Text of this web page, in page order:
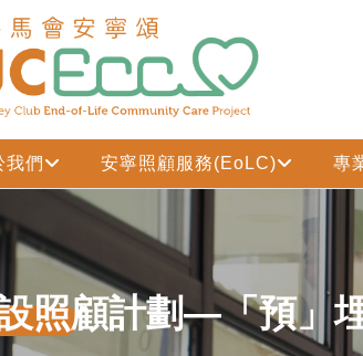
我們 安寧照顧服務(EoLC) 專
照顧計劃—「預」